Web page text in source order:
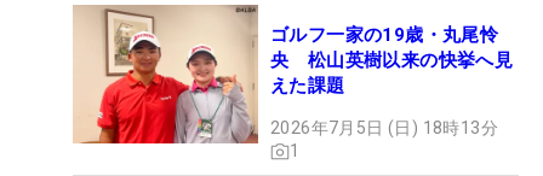
ゴルフ一家の19歳・丸尾怜
央 松山英樹以来の快挙へ見
えた課題
2026年7月5日 (日) 18時13分
1